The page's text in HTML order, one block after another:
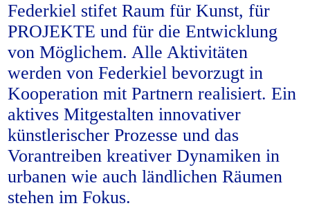
Federkiel stifet Raum für Kunst, für
PROJEKTE und für die Entwicklung
von Möglichem. Alle Aktivitäten
werden von Federkiel bevorzugt in
Kooperation mit Partnern realisiert. Ein
aktives Mitgestalten innovativer
künstlerischer Prozesse und das
Vorantreiben kreativer Dynamiken in
urbanen wie auch ländlichen Räumen
stehen im Fokus.